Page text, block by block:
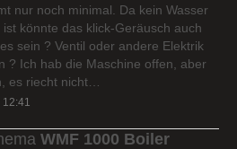
nur noch minimal. Da kein Wasser
könnte das klick-Geräusch auch
sein ? Ventil oder andere Elektrik
? Ich hab die Maschine offen, aber
es riecht nicht…
WMF 1000 Boiler